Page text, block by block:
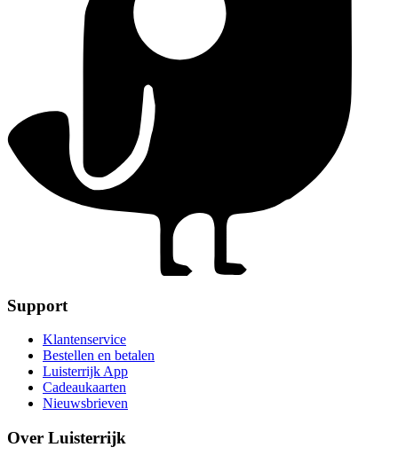
Support
Klantenservice
Bestellen en betalen
Luisterrijk App
Cadeaukaarten
Nieuwsbrieven
Over Luisterrijk